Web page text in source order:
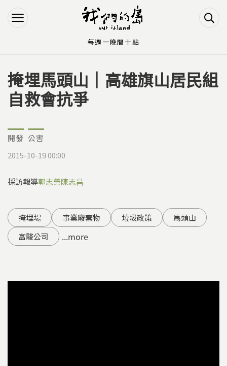
Jump to Navigation
Jump to Main content
您在這裡
掩埋馬頭山｜高雄旗山居民組
自救會抗爭
開發 公害
2015-10-19 00:00
採訪報導郭志榮陳志昌
掩埋場 事業廢棄物 垃圾政策
馬頭山
富駿公司
...more
每週一晚間十點